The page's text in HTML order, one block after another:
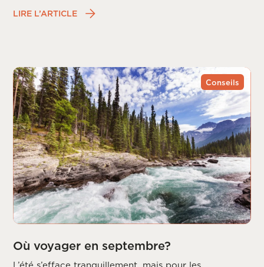
LIRE L’ARTICLE
Conseils
Où voyager en septembre?